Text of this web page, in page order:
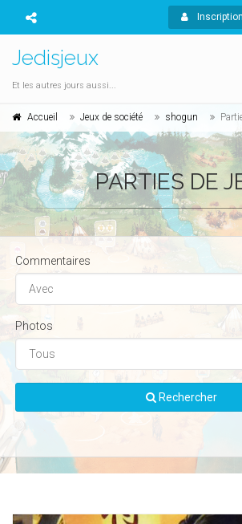
Inscription
Jedisjeux
Et les autres jours aussi...
Accueil Jeux de société shogun
PARTIES DE
Commentaires
Photos
Rechercher